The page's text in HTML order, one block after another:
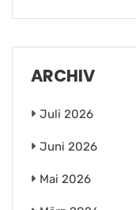
ARCHIV
Juli 2026
Juni 2026
Mai 2026